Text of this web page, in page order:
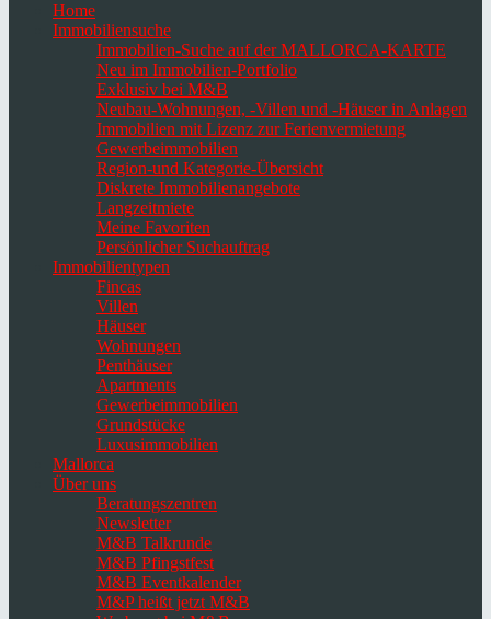
Home
Immobiliensuche
Immobilien-Suche auf der MALLORCA-KARTE
Neu im Immobilien-Portfolio
Exklusiv bei M&B
Neubau-Wohnungen, -Villen und -Häuser in Anlagen
Immobilien mit Lizenz zur Ferienvermietung
Gewerbeimmobilien
Region-und Kategorie-Übersicht
Diskrete Immobilienangebote
Langzeitmiete
Meine Favoriten
Persönlicher Suchauftrag
Immobilientypen
Fincas
Villen
Häuser
Wohnungen
Penthäuser
Apartments
Gewerbeimmobilien
Grundstücke
Luxusimmobilien
Mallorca
Über uns
Beratungszentren
Newsletter
M&B Talkrunde
M&B Pfingstfest
M&B Eventkalender
M&P heißt jetzt M&B